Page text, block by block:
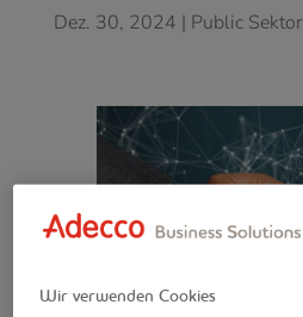
Dez. 30, 2024 | Public Sektor
Wir verwenden Cookies